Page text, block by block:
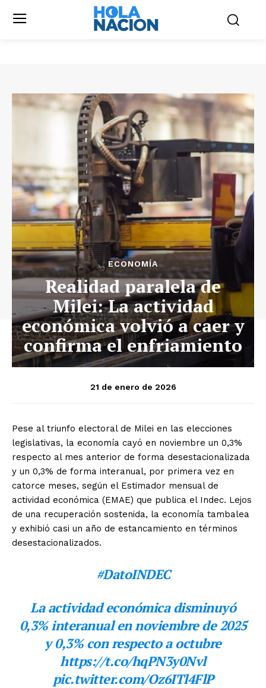
ECONOMÍA
Realidad paralela de
Milei: La actividad
económica volvió a caer y
confirma el enfriamiento
21 de enero de 2026
Pese al triunfo electoral de Milei en las elecciones
legislativas, la economía cayó en noviembre un 0,3%
respecto al mes anterior de forma desestacionalizada
y un 0,3% de forma interanual, por primera vez en
catorce meses, según el Estimador mensual de
actividad económica (EMAE) que publica el Indec. Lejos
de una recuperación sostenida, la economía tambalea
y exhibió casi un año de estancamiento en términos
desestacionalizados.
#DatoINDEC
La actividad económica disminuyó
0,3% interanual en noviembre de 2025
y 0,3% con respecto a octubre
https://t.co/hqPN3y0Nvl
pic.twitter.com/Oz6ITl4FlP